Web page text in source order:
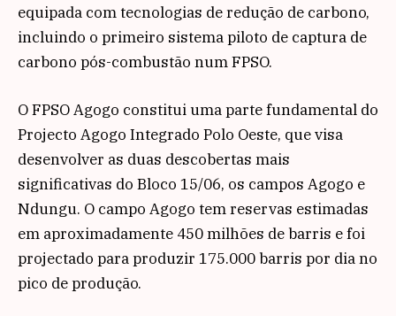
equipada com tecnologias de redução de carbono,
incluindo o primeiro sistema piloto de captura de
carbono pós-combustão num FPSO.
O FPSO Agogo constitui uma parte fundamental do
Projecto Agogo Integrado Polo Oeste, que visa
desenvolver as duas descobertas mais
significativas do Bloco 15/06, os campos Agogo e
Ndungu. O campo Agogo tem reservas estimadas
em aproximadamente 450 milhões de barris e foi
projectado para produzir 175.000 barris por dia no
pico de produção.